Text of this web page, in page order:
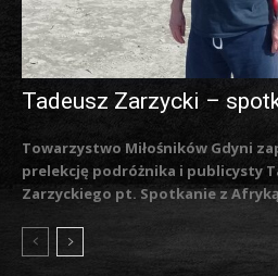
Tadeusz Zarzycki –
Towarzystwo Miłośników Gdyni
prelekcję podróżnika i publicysty